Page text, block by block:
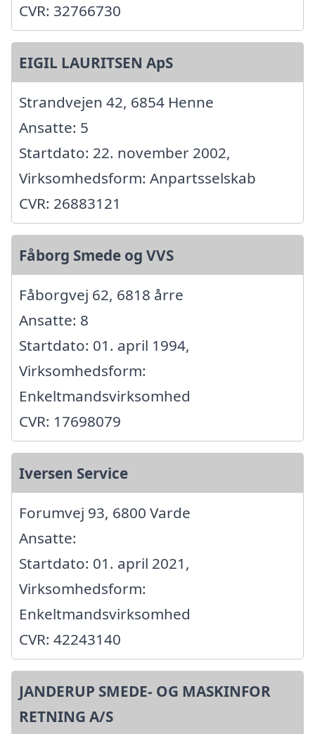
CVR: 32766730
EIGIL LAURITSEN ApS
Strandvejen 42, 6854 Henne
Ansatte: 5
Startdato: 22. november 2002,
Virksomhedsform: Anpartsselskab
CVR: 26883121
Fåborg Smede og VVS
Fåborgvej 62, 6818 årre
Ansatte: 8
Startdato: 01. april 1994,
Virksomhedsform:
Enkeltmandsvirksomhed
CVR: 17698079
Iversen Service
Forumvej 93, 6800 Varde
Ansatte:
Startdato: 01. april 2021,
Virksomhedsform:
Enkeltmandsvirksomhed
CVR: 42243140
JANDERUP SMEDE- OG MASKINFOR
RETNING A/S